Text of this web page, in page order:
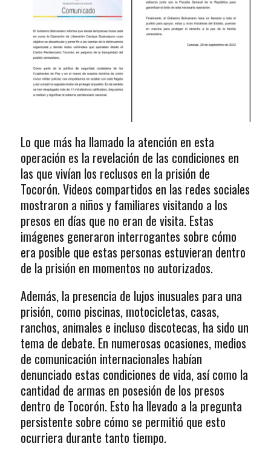
Lo que más ha llamado la atención en esta
operación es la revelación de las condiciones en
las que vivían los reclusos en la prisión de
Tocorón. Videos compartidos en las redes sociales
mostraron a niños y familiares visitando a los
presos en días que no eran de visita. Estas
imágenes generaron interrogantes sobre cómo
era posible que estas personas estuvieran dentro
de la prisión en momentos no autorizados.
Además, la presencia de lujos inusuales para una
prisión, como piscinas, motocicletas, casas,
ranchos, animales e incluso discotecas, ha sido un
tema de debate. En numerosas ocasiones, medios
de comunicación internacionales habían
denunciado estas condiciones de vida, así como la
cantidad de armas en posesión de los presos
dentro de Tocorón. Esto ha llevado a la pregunta
persistente sobre cómo se permitió que esto
ocurriera durante tanto tiempo.